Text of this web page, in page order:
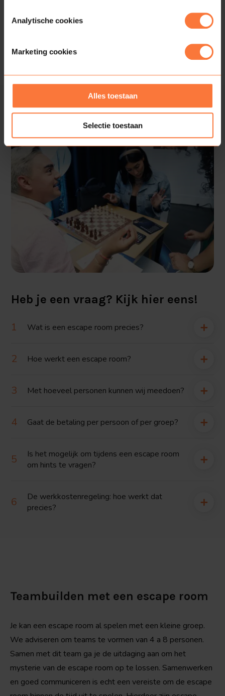
Analytische cookies
Marketing cookies
Alles toestaan
Selectie toestaan
Heb je een vraag? Kijk hier eens!
Wat is een escape room precies?
Hoe werkt een escape room?
Met hoeveel personen kunnen wij meedoen?
Gaat de betaling per persoon of per groep?
Is het mogelijk om tijdens een escape room
om hints te vragen?
De werkkostenregeling: hoe werkt dat
precies?
Teambuilden met een escape room
Je kan een escape room al spelen met een kleine groep.
We adviseren om teams te vormen van 4 a 8 personen.
Samen met dit team ga je de uitdaging aan om het
mysterie van de escape room op te lossen. Samenwerken
en goed communiceren is echt een vereiste om de escape